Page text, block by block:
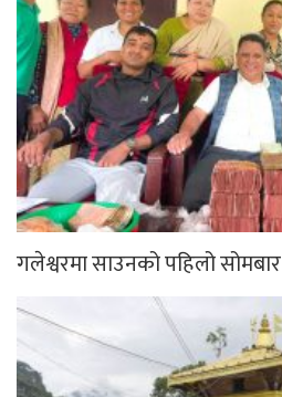
गलेश्वरमा साउनको पहिलो सोमबार